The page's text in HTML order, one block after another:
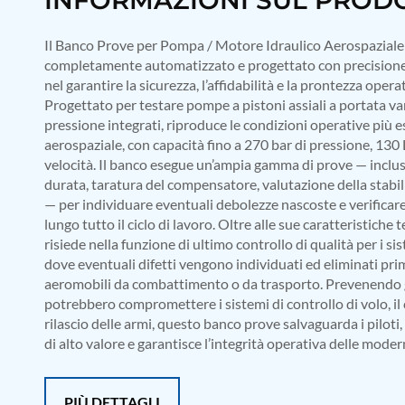
Mobile Test Facility For Aircraft Engines
Test Rig For OBIGGS
Oxygen Enrichment Facility
Stun Shell Composition Filling & Assembling Machine
Tube Pressurization Test Setup
Hydraulic Hose/Tube Proof Test Stand
E-70 Brake Equipment Test Rig
Gear Box Test Bench
MK-84 2000 lb Bomb Casing
CCB Burn Test Rig
Rain Water Test Rig
Gas Distribution System
Halon Reclaimation And Refiling Facility
Hydraulic Refilling Trolley
Manual Loading Rig
Helium Charging Station
Test Rig For Hydraulic Fluid
Cng Regulator Test Bench
Nitrogen Gas Boosting Station
Il Banco Prove per Pompa / Motore Idraulico
completamente automatizzato e progettato con
nel garantire la sicurezza, l’affidabilità e la prontezza
Progettato per testare pompe a pistoni assiali a portata
pressione integrati, riproduce le condizioni operative più
aerospaziale, con capacità fino a 270 bar di pressione,
velocità. Il banco esegue un’ampia gamma di prove —
durata, taratura del compensatore, valutazione della
— per individuare eventuali debolezze nascoste e
lungo tutto il ciclo di lavoro. Oltre alle sue caratteristiche
risiede nella funzione di ultimo controllo di qualità per i
dove eventuali difetti vengono individuati ed eliminati
aeromobili da combattimento o da trasporto.
potrebbero compromettere i sistemi di controllo di volo, il
rilascio delle armi, questo banco prove salvaguarda i
di alto valore e garantisce l’integrità operativa delle